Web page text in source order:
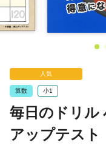
人気
算数 小1
毎日のドリ
アップテスト